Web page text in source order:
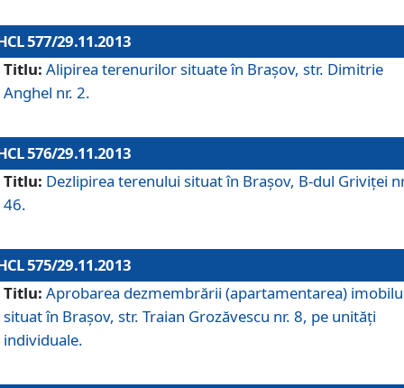
577/29.11.2013
Titlu: Alipirea terenurilor situate în Braşov, str. Dimitrie
Anghel nr. 2.
576/29.11.2013
Titlu: Dezlipirea terenului situat în Braşov, B-dul Griviţei
46.
575/29.11.2013
Titlu: Aprobarea dezmembrării (apartamentarea)
situat în Braşov, str. Traian Grozăvescu nr. 8, pe unităţi
individuale.